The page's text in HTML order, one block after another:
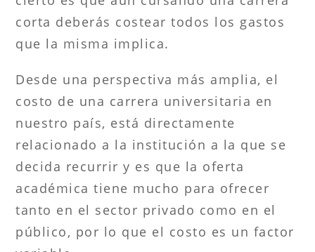
corta deberás costear todos los gastos
que la misma implica.
Desde una perspectiva más amplia, el
costo de una carrera universitaria en
nuestro país, está directamente
relacionado a la institución a la que se
decida recurrir y es que la oferta
académica tiene mucho para ofrecer
tanto en el sector privado como en el
público, por lo que el costo es un factor